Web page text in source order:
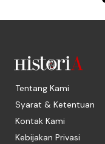
Tentang Kami
Syarat & Ketentuan
Kontak Kami
Kebijakan Privasi